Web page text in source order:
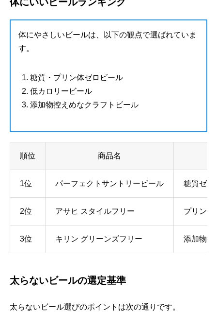
体にやさしいビールは、以下の観点で選ばれていま
す。
糖質・プリン体ゼロビール
低カロリービール
添加物控えめなクラフトビール
順位 商品名
1位 パーフェクトサントリービール 糖質ゼロ
2位 アサヒ スタイルフリー プリン体
3位 キリン グリーンズフリー 添加物控
太らないビールの選定基準
太らないビール選びのポイントは次の通りです。